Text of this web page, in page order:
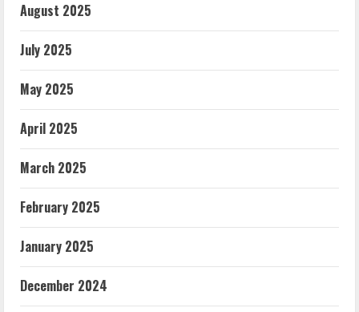
August 2025
July 2025
May 2025
April 2025
March 2025
February 2025
January 2025
December 2024